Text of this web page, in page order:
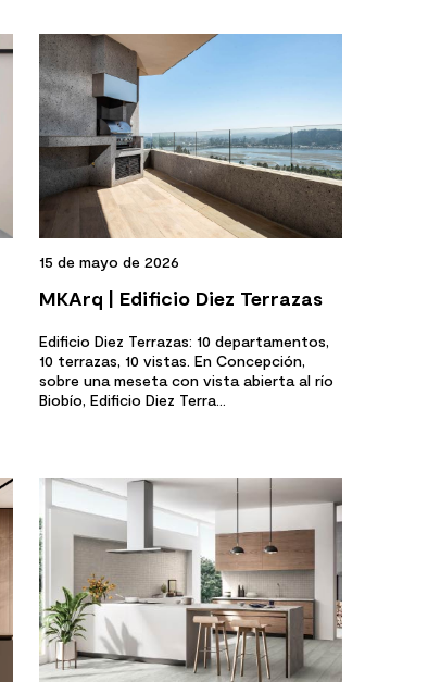
15 de mayo de 2026
MKArq | Edificio Diez Terrazas
Edificio Diez Terrazas: 10 departamentos,
10 terrazas, 10 vistas. En Concepción,
sobre una meseta con vista abierta al río
Biobío, Edificio Diez Terra...